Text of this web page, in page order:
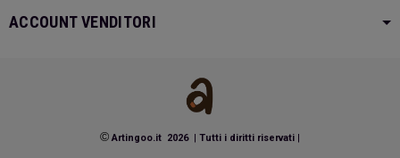
ACCOUNT VENDITORI
© Artingoo.it 2026 | Tutti i diritti riservati |